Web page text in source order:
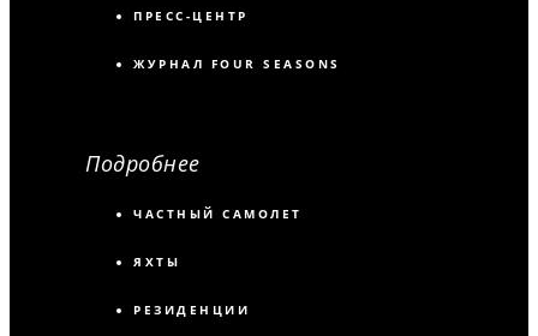
ПРЕСС-ЦЕНТР
ЖУРНАЛ FOUR SEASONS
Подробнее
ЧАСТНЫЙ САМОЛЕТ
ЯХТЫ
РЕЗИДЕНЦИИ